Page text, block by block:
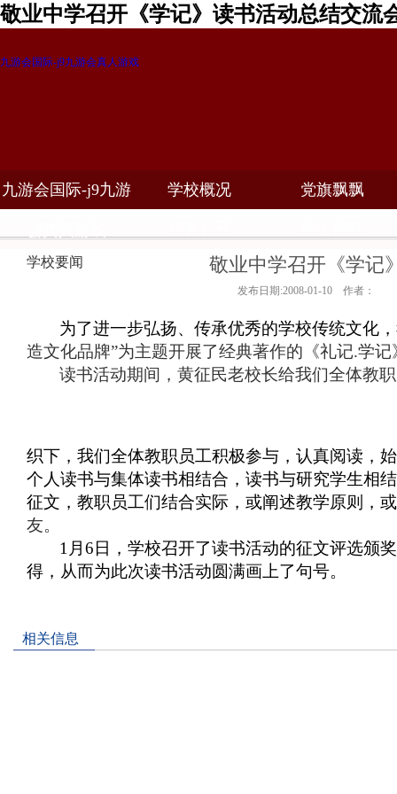
敬业中学召开《学记》读书活动总结交流
九游会国际-j9九游会真人游戏
九游会国际-j9九游 学校概况 党旗飘飘
学校要闻 敬业中学召开《学记
发布日期:2008-01-10 作者：
为了进一步弘扬、传承优秀的学校传统文化，
造文化品牌”为主题开展了经典著作的《礼记.学记
读书活动期间，黄征民老校长给我们全体教
织下，我们全体教职员工积极参与，认真阅读，
个人读书与集体读书相结合，读书与研究学生相
征文，教职员工们结合实际，或阐述教学原则
友。
1 月6 日 ，学校召开了读书活动的征文评选颁
得，从而为此次读书活动圆满画上了句号。
相关信息